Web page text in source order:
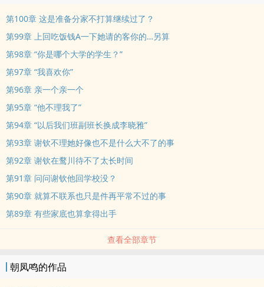
第100章 这是准备分家不打算继续过了？
第99章 上回吃饭钱A一下她请的客你的…另算
第98章 “你是哪个大学的学生？”
第97章 “我喜欢你”
第96章 亲一个亲一个
第95章 “他不理我了”
第94章 “以后我们班副班长换成李晓雅”
第93章 谢钦不理她好像也不是什么大不了的事
第92章 谢钦在鹜川待不了太长时间
第91章 问问谢钦他回学校没？
第90章 就算不联系也只是件再平常不过的事
第89章 有些家底也算拿得出手
查看全部章节
朝凤鸣的作品